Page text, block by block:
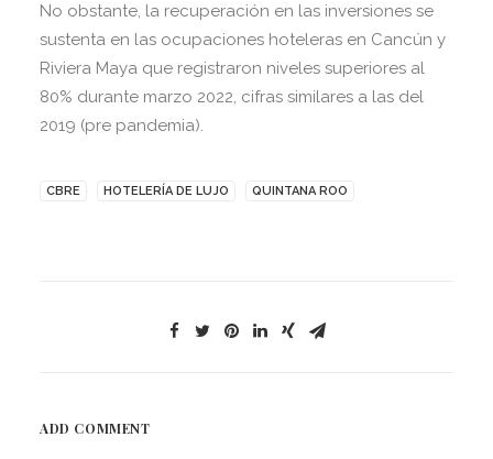
No obstante, la recuperación en las inversiones se
sustenta en las ocupaciones hoteleras en Cancún y
Riviera Maya que registraron niveles superiores al
80% durante marzo 2022, cifras similares a las del
2019 (pre pandemia).
CBRE HOTELERÍA DE LUJO QUINTANA ROO
ADD COMMENT